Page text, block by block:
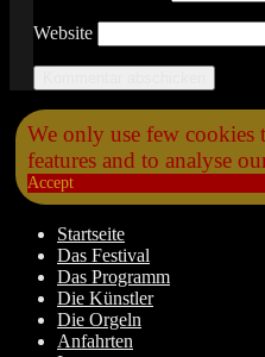
Website
Scroll
UpWe only use few cookies
features and to analyse
Accept
Startseite
Das Festival
Das Programm
Die Künstler
Die Orgeln
Anfahrten